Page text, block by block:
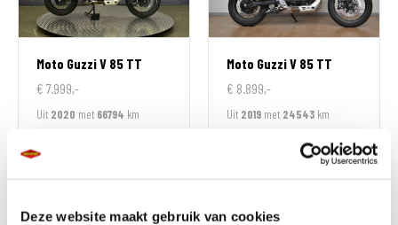
Deze website maakt gebruik van cookies
Moto GuzziV 85 TT
€ 7.999,-
Uit 2020 met 66794 km
Moto GuzziV 85 TT
€ 8.899,-
Uit 2019 met 24543 km
MotoPort Veldhoven